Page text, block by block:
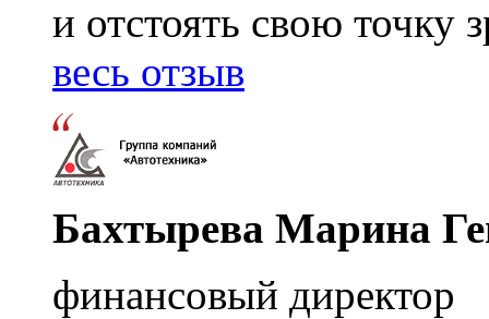
и отстоять свою
весь отзыв
Бахтырева Марина
финансовый директор